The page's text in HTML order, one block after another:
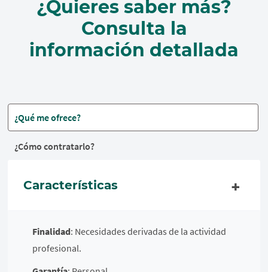
¿Quieres saber más?
Consulta la
información detallada
¿Qué me ofrece?
¿Cómo contratarlo?
Características
Finalidad: Necesidades derivadas de la actividad
profesional.